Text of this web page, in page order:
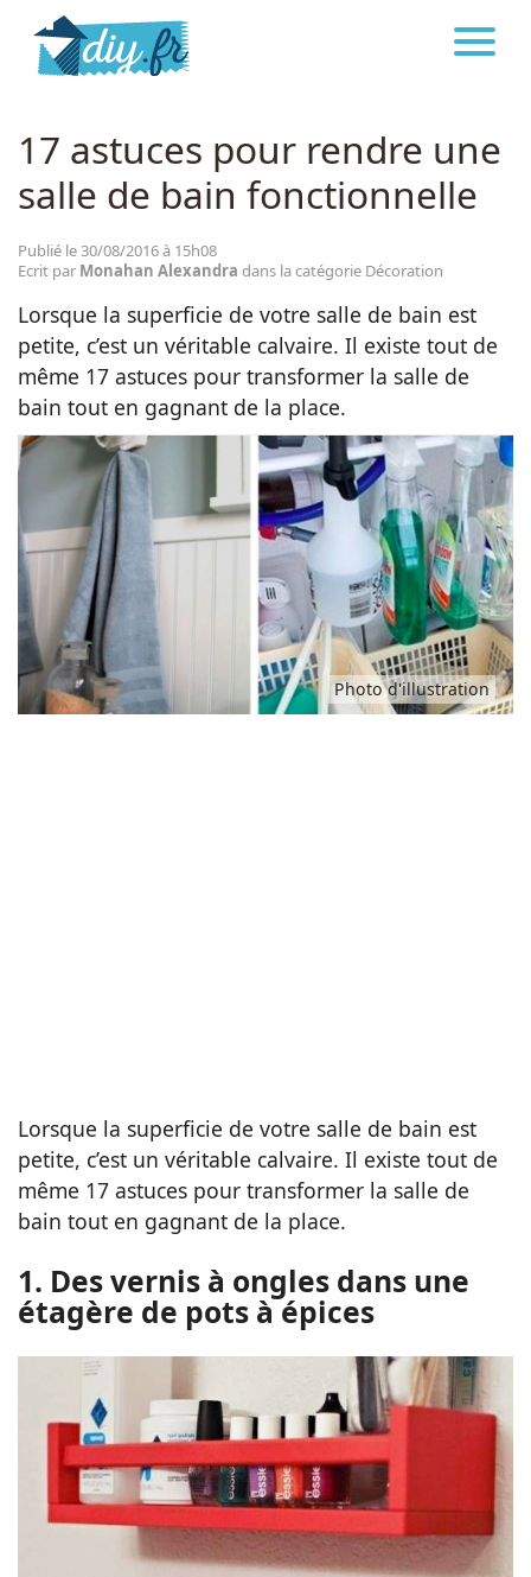
Décoration
Bricolage
Beauté
Cuisine
Santé
Idées
DIY.FR DÉCORATION
17 astuces pour rendre une
salle de bain fonctionnelle
Publié le 30/08/2016 à 15h08
Ecrit par Monahan Alexandra dans la catégorie Décoration
Lorsque la superficie de votre salle de bain est
petite, c’est un véritable calvaire. Il existe tout de
même 17 astuces pour transformer la salle de
bain tout en gagnant de la place.
Photo d'illustration
Lorsque la superficie de votre salle de bain est
petite, c’est un véritable calvaire. Il existe tout de
même 17 astuces pour transformer la salle de
bain tout en gagnant de la place.
1. Des vernis à ongles dans une
étagère de pots à épices